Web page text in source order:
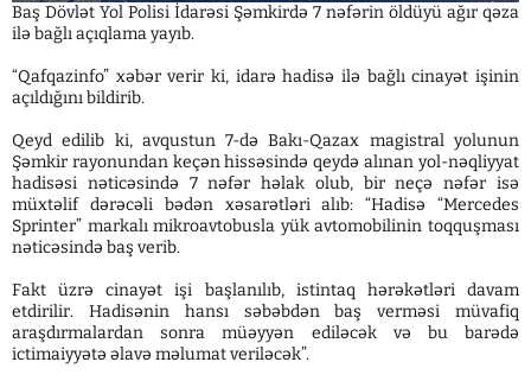
Baş Dövlət Yol Polisi İdarəsi Şəmkirdə 7 nəfərin öldüyü ağır qəza
ilə bağlı açıqlama yayıb.
“Qafqazinfo” xəbər verir ki, idarə hadisə ilə bağlı cinayət işinin
açıldığını bildirib.
Qeyd edilib ki, avqustun 7-də Bakı-Qazax magistral yolunun
Şəmkir rayonundan keçən hissəsində qeydə alınan yol-nəqliyyat
hadisəsi nəticəsində 7 nəfər həlak olub, bir neçə nəfər isə
müxtəlif dərəcəli bədən xəsarətləri alıb: “Hadisə “Mercedes
Sprinter” markalı mikroavtobusla yük avtomobilinin toqquşması
nəticəsində baş verib.
Fakt üzrə cinayət işi başlanılıb, istintaq hərəkətləri davam
etdirilir. Hadisənin hansı səbəbdən baş verməsi müvafiq
araşdırmalardan sonra müəyyən ediləcək və bu barədə
ictimaiyyətə əlavə məlumat veriləcək”.